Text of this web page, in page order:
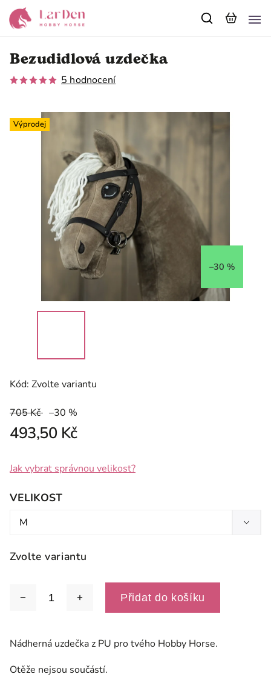
Bezudidlová uzdečka
5 hodnocení
Výprodej
–30 %
Kód: Zvolte variantu
705 Kč –30 %
493,50 Kč
Zvolte variantu
Jak vybrat správnou velikost?
VELIKOST
Přidat do košíku
Nádherná uzdečka z PU pro tvého Hobby Horse.
Otěže nejsou součástí.